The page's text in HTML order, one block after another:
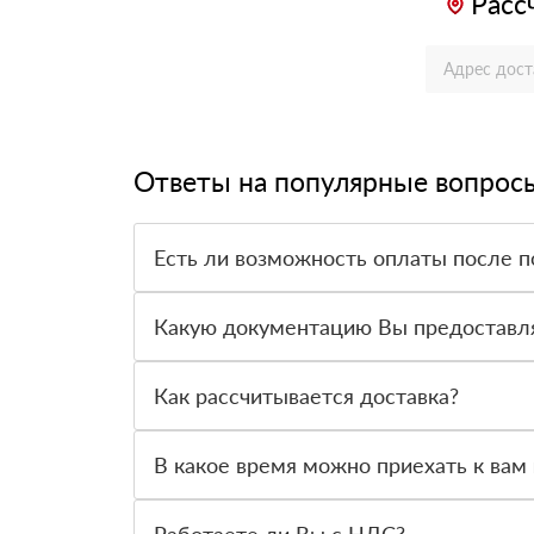
Ответы на популярные
Есть ли возможность оплаты после
вправе от него отказаться.
Какую документацию Вы
Как рассчитывается доставка?
стоимости и сроков доставки, которые
В какое время можно приехать к вам